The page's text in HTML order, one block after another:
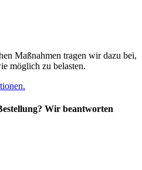
Maßnahmen tragen wir dazu bei,
möglich zu belasten.
Wir beantworten